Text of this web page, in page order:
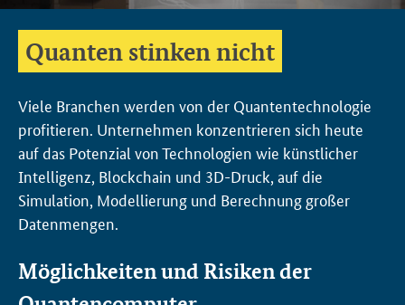
Quanten stinken nicht
Viele Branchen werden von der Quantentechnologie
profitieren. Unternehmen konzentrieren sich heute
auf das Potenzial von Technologien wie künstlicher
Intelligenz, Blockchain und 3D-Druck, auf die
Simulation, Modellierung und Berechnung großer
Datenmengen.
Möglichkeiten und Risiken der